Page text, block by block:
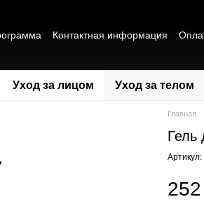
Контактная информация
Уход за лицом Уход за телом
Главная
Гель
252